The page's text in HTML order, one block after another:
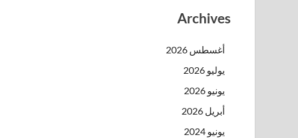
Archives
أغسطس 2026
يوليو 2026
يونيو 2026
أبريل 2026
يونيو 2024